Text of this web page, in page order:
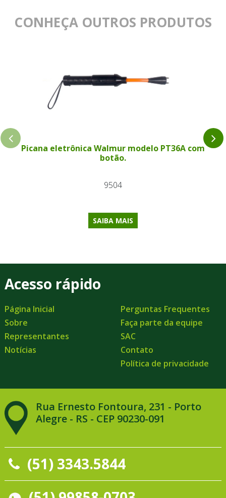
CONHEÇA OUTROS PRODUTOS
Picana eletrônica Walmur modelo PT36A com
botão.
9504
SAIBA MAIS
Acesso rápido
Página Inicial
Sobre
Representantes
Notícias
Perguntas Frequentes
Faça parte da equipe
SAC
Contato
Política de privacidade
Rua Ernesto Fontoura, 231 - Porto
Alegre - RS - CEP 90230-091
(51) 3343.5844